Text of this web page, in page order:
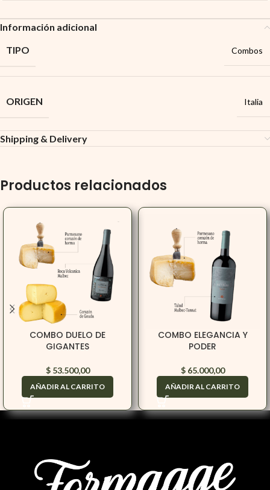
Información adicional
TIPO
Combos
ORIGEN Italia
Shipping & Delivery
Productos relacionados
COMBO DUELO DE
GIGANTES
$53.500,00
AÑADIR AL CARRITO
COMBO ELEGANCIA Y
PODER
$65.000,00
AÑADIR AL CARRITO